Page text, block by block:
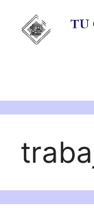
contenido